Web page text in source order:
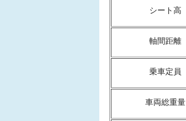
シート高
軸間距離
乗車定員
車両総重量